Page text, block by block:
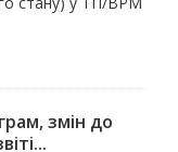
змін до